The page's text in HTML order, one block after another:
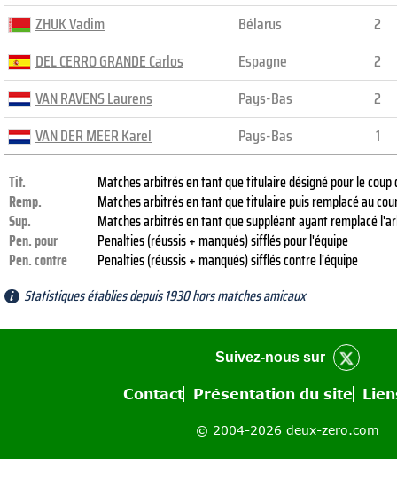
ZHUK Vadim
DEL CERRO GRANDE Carlos
VAN RAVENS Laurens
VAN DER MEER Karel
Bélarus
2
Espagne
2
Pays-Bas
2
Pays-Bas
1
Tit.
Matches arbitrés en tant que titulaire désigné pour le
Remp.
Matches arbitrés en tant que titulaire puis remplacé au
Sup.
Matches arbitrés en tant que suppléant ayant remplacé
Pen. pour
Penalties (réussis + manqués) sifflés pour l'équipe
Pen. contre
Penalties (réussis + manqués) sifflés contre l'équipe
Statistiques établies depuis 1930 hors matches amicaux
Suivez-nous sur
Contact Présentation du site
© 2004-2026 deux-zero.com